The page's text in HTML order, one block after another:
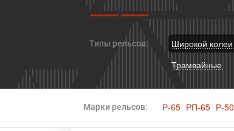
Типы рельсов: Широкой колеи
Трамвайные
Марки рельсов: Р-65 РП-65 Р-50